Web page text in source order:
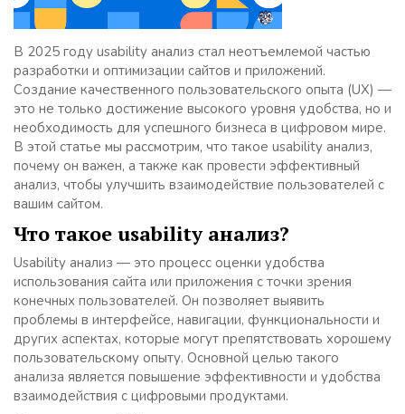
В 2025 году usability анализ стал неотъемлемой частью
разработки и оптимизации сайтов и приложений.
Создание качественного пользовательского опыта (UX) —
это не только достижение высокого уровня удобства, но и
необходимость для успешного бизнеса в цифровом мире.
В этой статье мы рассмотрим, что такое usability анализ,
почему он важен, а также как провести эффективный
анализ, чтобы улучшить взаимодействие пользователей с
вашим сайтом.
Что такое usability анализ?
Usability анализ — это процесс оценки удобства
использования сайта или приложения с точки зрения
конечных пользователей. Он позволяет выявить
проблемы в интерфейсе, навигации, функциональности и
других аспектах, которые могут препятствовать хорошему
пользовательскому опыту. Основной целью такого
анализа является повышение эффективности и удобства
взаимодействия с цифровыми продуктами.